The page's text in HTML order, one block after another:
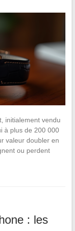
initialement vendu
à plus de 200 000
valeur doubler en
ou perdent
: les